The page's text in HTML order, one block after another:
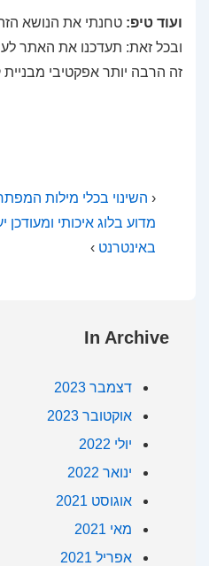
ועוד טיפ: טחנתי את הנושא
ובכל זאת: תעדכנו את האתר
זה הרבה יותר אפקטיבי מבניית
‹ השינוי בכלי מילות
מדוע בלוג איכותי ומעודכן
באינטרנט ›
In Archive
דצמבר 2023
אוקטובר 2023
יולי 2022
ינואר 2022
אוגוסט 2021
מאי 2021
אפריל 2021